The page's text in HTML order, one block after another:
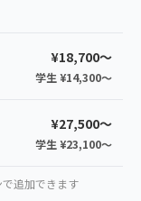
¥18,700〜
学生 ¥14,300〜
¥27,500〜
学生 ¥23,100〜
追加できます